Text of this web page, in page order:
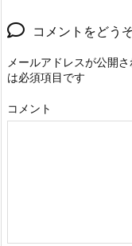
コメントをどう
メールアドレスが公開
は必須項目です
コメント